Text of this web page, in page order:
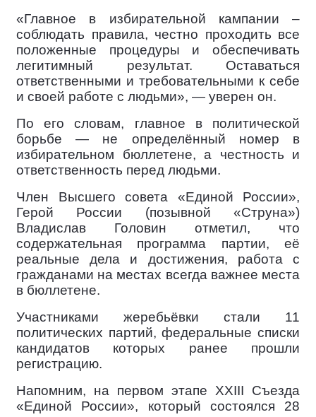
«Главное в избирательной кампании –
соблюдать правила, честно проходить все
положенные процедуры и обеспечивать
легитимный результат. Оставаться
ответственными и требовательными к себе
и своей работе с людьми», — уверен он.
По его словам, главное в политической
борьбе — не определённый номер в
избирательном бюллетене, а честность и
ответственность перед людьми.
Член Высшего совета «Единой России»,
Герой России (позывной «Струна»)
Владислав Головин отметил, что
содержательная программа партии, её
реальные дела и достижения, работа с
гражданами на местах всегда важнее места
в бюллетене.
Участниками жеребьёвки стали 11
политических партий, федеральные списки
кандидатов которых ранее прошли
регистрацию.
Напомним, на первом этапе XXIII Съезда
«Единой России», который состоялся 28